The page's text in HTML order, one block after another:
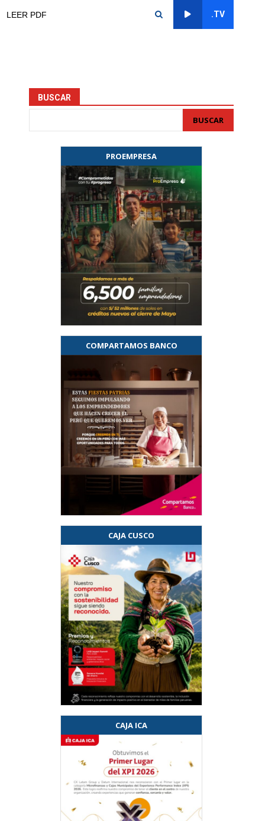
LEER PDF .TV
BUSCAR
BUSCAR
PROEMPRESA
COMPARTAMOS BANCO
CAJA CUSCO
CAJA ICA